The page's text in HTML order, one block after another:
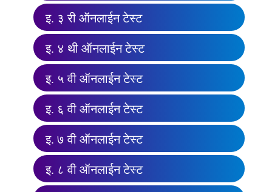
इ. ३ री ऑनलाईन टेस्ट
इ. ४ थी ऑनलाईन टेस्ट
इ. ५ वी ऑनलाईन टेस्ट
इ. ६ वी ऑनलाईन टेस्ट
इ. ७ वी ऑनलाईन टेस्ट
इ. ८ वी ऑनलाईन टेस्ट